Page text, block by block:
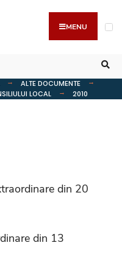
MENU
ALTE DOCUMENTE
LOCAL
2010
din 20
din 13